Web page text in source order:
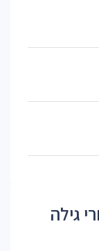
גילה